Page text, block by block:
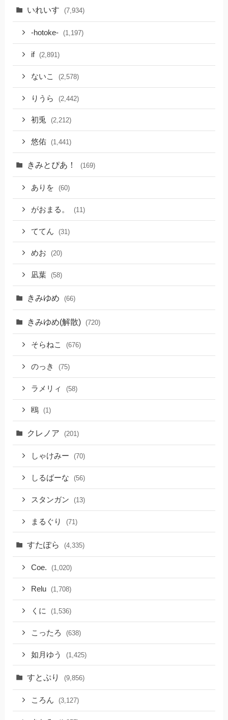
いれいす (7,934)
-hotoke- (1,197)
if (2,891)
ないこ (2,578)
りうら (2,442)
初兎 (2,212)
悠佑 (1,441)
きみとぴあ！ (169)
ありを (60)
がおまる。 (11)
ててん (31)
めお (20)
凪葉 (58)
きみゆめ (66)
きみゆめ(解散) (720)
そらねこ (676)
のっき (75)
ラメリィ (58)
鴎 (1)
クレノア (201)
しゃけみー (70)
しるばーな (56)
スタンガン (13)
まるぐり (71)
すたぽら (4,335)
Coe. (1,020)
Relu (1,708)
くに (1,536)
こったろ (638)
如月ゆう (1,425)
すとぷり (9,856)
ころん (3,127)